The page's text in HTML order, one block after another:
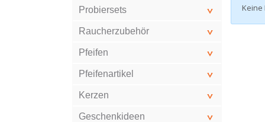
Probiersets
Raucherzubehör
Pfeifen
Pfeifenartikel
Kerzen
Geschenkideen
Keine